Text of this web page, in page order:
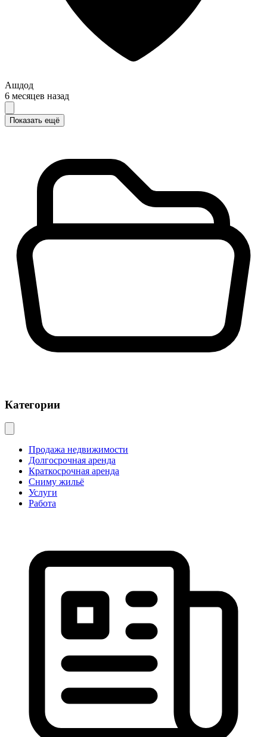
Ашдод
6 месяцев назад
Показать ещё
Категории
Продажа недвижимости
Долгосрочная аренда
Краткосрочная аренда
Сниму жильё
Услуги
Работа